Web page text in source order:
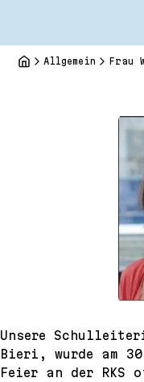
Allgemein Frau
Unsere
Bieri, wurde am
Feier an der